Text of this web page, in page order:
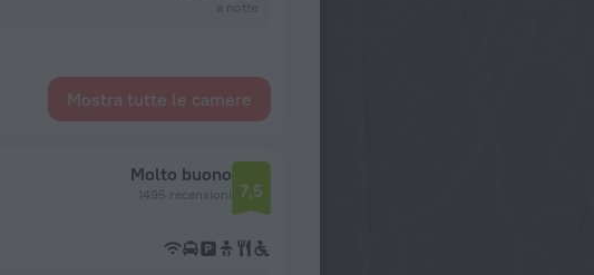
Mostra tutte le camere
Molto buono
1495 recensioni 7,5